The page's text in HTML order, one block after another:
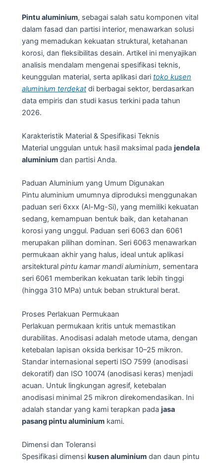
Pintu aluminium, sebagai salah satu komponen vital
dalam fasad dan partisi interior, menawarkan solusi
yang memadukan kekuatan struktural, ketahanan
korosi, dan fleksibilitas desain. Artikel ini menyajikan
analisis mendalam mengenai spesifikasi teknis,
keunggulan material, serta aplikasi dari toko kusen
aluminium terdekatdi berbagai sektor, berdasarkan
data empiris dan studi kasus terkini pada tahun
2026.
Karakteristik Material & Spesifikasi Teknis
Material unggulan untuk hasil maksimal pada jendela
aluminium dan partisi Anda.
Paduan Aluminium yang Umum Digunakan
Pintu aluminium umumnya diproduksi menggunakan
paduan seri 6xxx (Al-Mg-Si), yang memiliki kekuatan
sedang, kemampuan bentuk baik, dan ketahanan
korosi yang unggul. Paduan seri 6063 dan 6061
merupakan pilihan dominan. Seri 6063 menawarkan
permukaan akhir yang halus, ideal untuk aplikasi
arsitektural pintu kamar mandi aluminium, sementara
seri 6061 memberikan kekuatan tarik lebih tinggi
(hingga 310 MPa) untuk beban struktural berat.
Proses Perlakuan Permukaan
Perlakuan permukaan kritis untuk memastikan
durabilitas. Anodisasi adalah metode utama, dengan
ketebalan lapisan oksida berkisar 10–25 mikron.
Standar internasional seperti ISO 7599 (anodisasi
dekoratif) dan ISO 10074 (anodisasi keras) menjadi
acuan. Untuk lingkungan agresif, ketebalan
anodisasi minimal 25 mikron direkomendasikan. Ini
adalah standar yang kami terapkan pada jasa
pasang pintu aluminium kami.
Dimensi dan Toleransi
Spesifikasi dimensi kusen aluminium dan daun pintu